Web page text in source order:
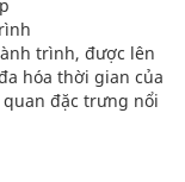
trình, được lên
hóa thời gian của
đặc trưng nổi